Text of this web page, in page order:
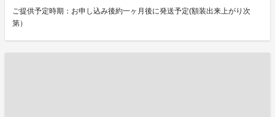
ご提供予定時期：お申し込み後約一ヶ月後に発送予定(額装出来上がり次
第）